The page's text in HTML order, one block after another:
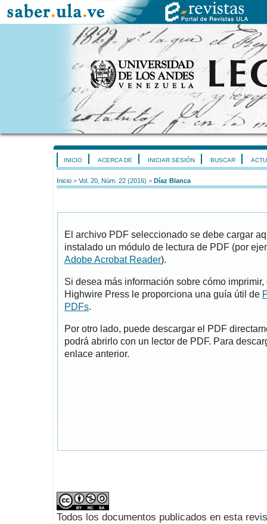
INICIO ACERCA DE INICIAR SESIÓN BUSCAR
Inicio > Vol. 20, Núm. 22 (2016) > Díaz Blanca
El archivo PDF seleccionado se debe cargar
instalado un módulo de lectura de PDF (por
Adobe Acrobat Reader).
Si desea más información sobre cómo
Highwire Press le proporciona una guía útil de
PDFs.
Por otro lado, puede descargar el PDF
podrá abrirlo con un lector de PDF. Para
enlace anterior.
Todos los documentos publicados en esta